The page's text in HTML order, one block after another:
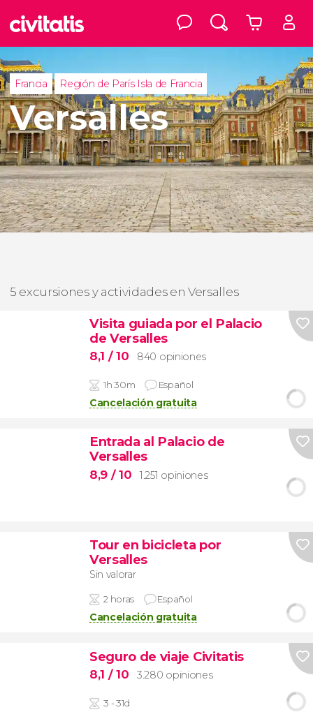
Francia Región de París Isla de Francia
Versalles
5 excursiones y actividades en Versalles
Visita guiada por el Palacio
de Versalles
8,1 / 10 840 opiniones
1h 30m Español
Cancelación gratuita
Entrada al Palacio de
Versalles
8,9 / 10 1.251 opiniones
Tour en bicicleta por
Versalles
Sin valorar
2 horas Español
Cancelación gratuita
Seguro de viaje Civitatis
8,1 / 10 3.280 opiniones
3 - 31d